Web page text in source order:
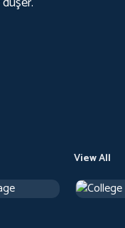
View All